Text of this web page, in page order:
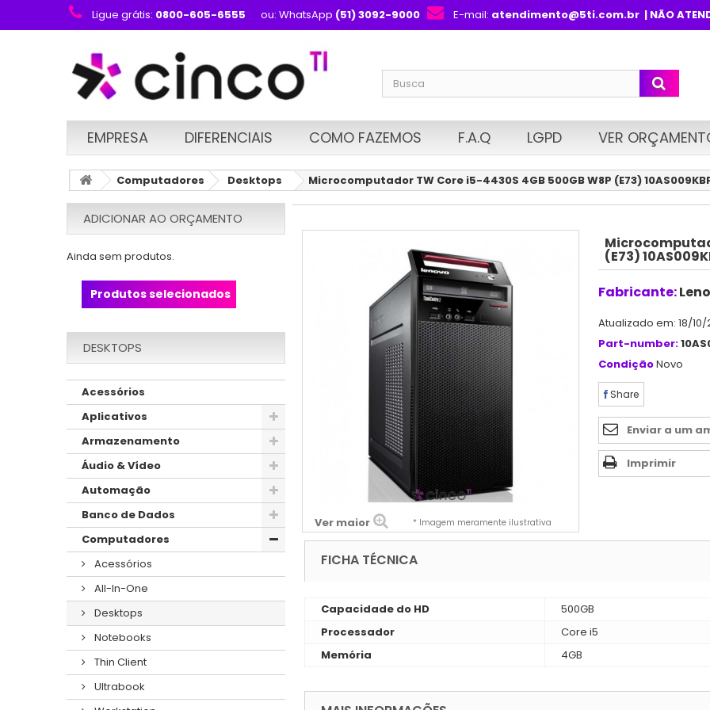
Ligue grátis: 0800-605-6555 ou: WhatsApp (51) 3092-9000 E-mail: atendimento@5ti.com.br| NÃO
EMPRESA DIFERENCIAIS COMO FAZEMOS F.A.Q LGPD VER
Computadores Desktops Microcomputador TW Core i5-4430S 4GB 500GB W8P (E73)
ADICIONAR AO ORÇAMENTO
Ainda sem produtos.
Produtos selecionados
DESKTOPS
Acessórios
Aplicativos
Armazenamento
Áudio & Vídeo
Automação
Banco de Dados
Computadores
Acessórios
All-In-One
Desktops
Notebooks
Thin Client
Ultrabook
Ver maior * Imagem meramente ilustrativa
(E73)
Fabricante:
Atualizado em: 18/10/
Part-number:
CondiçãoNovo
Share
Enviar a um
Imprimir
FICHA TÉCNICA
Capacidade do HD
500GB
Processador
Core i5
Memória
4GB